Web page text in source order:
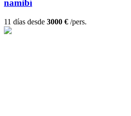
namibí
11 días desde 3000 € /pers.